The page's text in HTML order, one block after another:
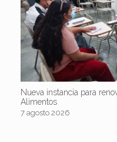
Nueva instancia para
Alimentos
7 agosto 2026